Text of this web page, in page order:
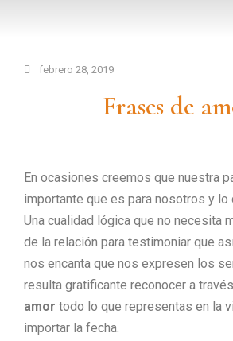
febrero 28, 2019
Frases de
En ocasiones creemos que nuestra
importante que es para nosotros y lo
Una cualidad lógica que no necesita
de la relación para testimoniar que
nos encanta que nos expresen los
resulta gratificante reconocer a
amor todo lo que representas en la
importar la fecha.